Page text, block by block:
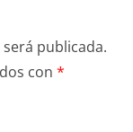
publicada.
con *